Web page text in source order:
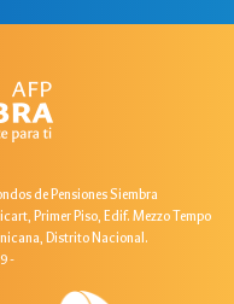
de Pensiones Siembra
Primer Piso, Edif. Mezzo Tempo
Distrito Nacional.
-